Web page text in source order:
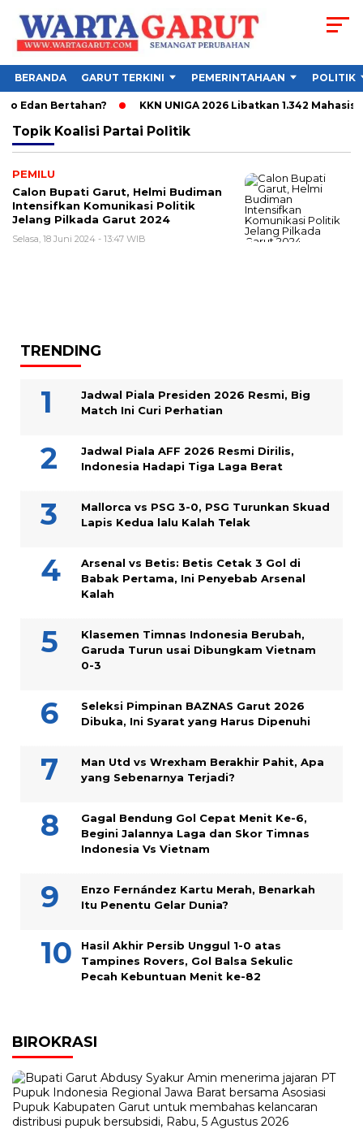
BERANDA GARUT TERKINI PEMERINTAHAAN POLITIK
Edan Bertahan? KKN UNIGA 2026 Libatkan 1.342
Topik Koalisi Partai Politik
PEMILU
Calon Bupati Garut, Helmi Budiman
Intensifkan Komunikasi Politik
Jelang Pilkada Garut 2024
Selasa, 18 Juni 2024 - 13:47 WIB
TRENDING
Jadwal Piala Presiden 2026 Resmi, Big
Match Ini Curi Perhatian
Jadwal Piala AFF 2026 Resmi Dirilis,
Indonesia Hadapi Tiga Laga Berat
Mallorca vs PSG 3-0, PSG Turunkan Skuad
Lapis Kedua lalu Kalah Telak
Arsenal vs Betis: Betis Cetak 3 Gol di
Babak Pertama, Ini Penyebab Arsenal
Kalah
Klasemen Timnas Indonesia Berubah,
Garuda Turun usai Dibungkam Vietnam
0-3
Seleksi Pimpinan BAZNAS Garut 2026
Dibuka, Ini Syarat yang Harus Dipenuhi
Man Utd vs Wrexham Berakhir Pahit, Apa
yang Sebenarnya Terjadi?
Gagal Bendung Gol Cepat Menit Ke-6,
Begini Jalannya Laga dan Skor Timnas
Indonesia Vs Vietnam
Enzo Fernández Kartu Merah, Benarkah
Itu Penentu Gelar Dunia?
Hasil Akhir Persib Unggul 1-0 atas
Tampines Rovers, Gol Balsa Sekulic
Pecah Kebuntuan Menit ke-82
BIROKRASI